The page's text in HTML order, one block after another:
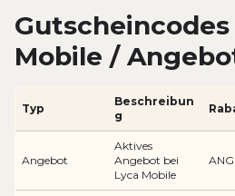
Gutscheincodes
Mobile /
Typ
Beschreibun
g
Angebot
Aktives
Angebot bei
Lyca Mobile